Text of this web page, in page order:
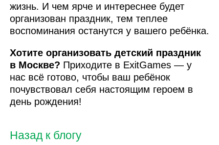
жизнь. И чем ярче и интереснее будет
организован праздник, тем теплее
воспоминания останутся у вашего ребёнка.
Хотите организовать детский праздник
в Москве? Приходите в ExitGames — у
нас всё готово, чтобы ваш ребёнок
почувствовал себя настоящим героем в
день рождения!
Назад к блогу